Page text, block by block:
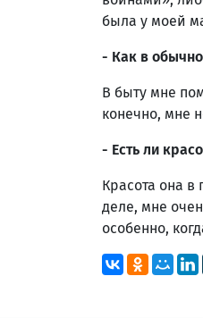
была у моей
- Как в
В быту мне
конечно, мне
- Есть ли
Красота она
деле, мне
особенно,